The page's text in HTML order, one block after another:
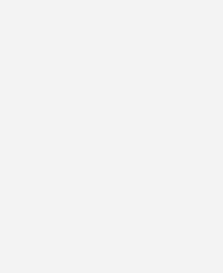
Katalog 2009 mit
Produkten
guten Namen sowie
einem guten Kunden danke